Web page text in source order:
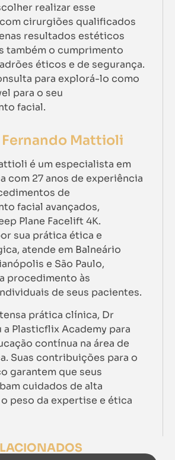
realizar esse
cirurgiões qualificados
resultados estéticos
também o cumprimento
éticos e de segurança.
para explorá-lo como
para o seu
facial.
Fernando Mattioli
é um especialista em
com 27 anos de experiência
de
facial avançados,
Plane Facelift 4K.
sua prática ética e
atende em Balneário
e São Paulo,
procedimento às
de seus pacientes.
prática clínica, Dr
Plasticflix Academy para
contínua na área de
Suas contribuições para o
garantem que seus
cuidados de alta
peso da expertise e ética